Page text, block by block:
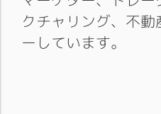
クチャリング、不
ーしています。